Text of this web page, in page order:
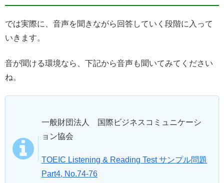
では実際に、音声を聞きながら回答していく段階に入って
いきます。
音が聞ける環境なら、下記から音声も聞いてみてください
ね。
一般財団法人 国際ビジネスコミュニケーシ
ョン協会
TOEIC Listening & Reading Test サンプル問題
Part4, No.74-76